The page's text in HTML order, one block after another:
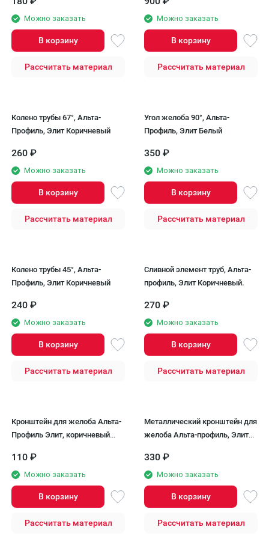
Можно заказать
В корзину
Рассчитать материал
Можно заказать
В корзину
Рассчитать материал
Колено трубы 67°, Альта-
Профиль, Элит Коричневый
260 ₽
Можно заказать
В корзину
Рассчитать материал
Угол желоба 90°, Альта-
Профиль, Элит Белый
350 ₽
Можно заказать
В корзину
Рассчитать материал
Колено трубы 45°, Альта-
Профиль, Элит Коричневый
240 ₽
Можно заказать
В корзину
Рассчитать материал
Сливной элемент труб, Альта-
профиль, Элит Коричневый.
270 ₽
Можно заказать
В корзину
Рассчитать материал
Кронштейн для желоба Альта-
Профиль Элит, коричневый
110 ₽
Можно заказать
В корзину
Рассчитать материал
Металлический кронштейн для
желоба Альта-профиль, Элит
330 ₽
Можно заказать
В корзину
Рассчитать материал